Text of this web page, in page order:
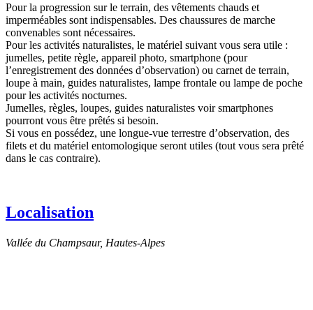
Pour la progression sur le terrain, des vêtements chauds et
imperméables sont indispensables. Des chaussures de marche
convenables sont nécessaires.
Pour les activités naturalistes, le matériel suivant vous sera utile :
jumelles, petite règle, appareil photo, smartphone (pour
l’enregistrement des données d’observation) ou carnet de terrain,
loupe à main, guides naturalistes, lampe frontale ou lampe de poche
pour les activités nocturnes.
Jumelles, règles, loupes, guides naturalistes voir smartphones
pourront vous être prêtés si besoin.
Si vous en possédez, une longue-vue terrestre d’observation, des
filets et du matériel entomologique seront utiles (tout vous sera prêté
dans le cas contraire).
Localisation
Vallée du Champsaur, Hautes-Alpes